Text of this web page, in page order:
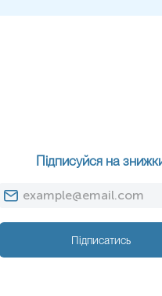
Підписуйся на
Підписатись